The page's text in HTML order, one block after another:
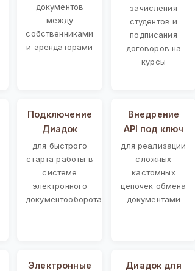
документов
между
собственниками
и арендаторами
зачисления
студентов и
подписания
договоров на
курсы
Подключение
Диадок
для быстрого
старта работы в
системе
электронного
документооборота
Внедрение
API под ключ
для реализации
сложных
кастомных
цепочек обмена
документами
Электронные
Диадок для